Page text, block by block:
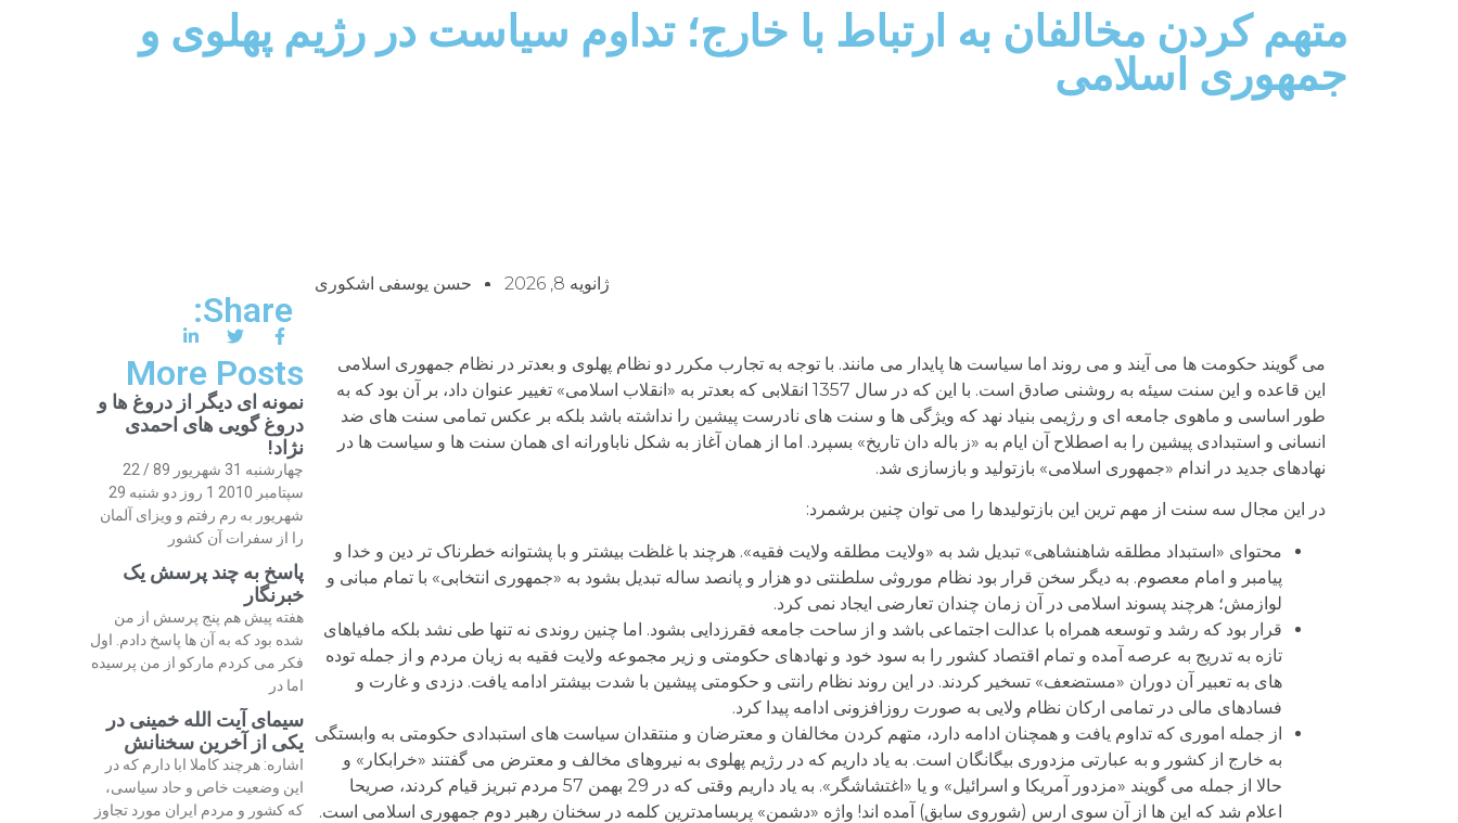
متهم کردن مخالفان به ارتباط با خارج؛ تداوم سیاست در رژیم پهلوی و
جمهوری اسلامی
ژانویه 8, 2026 حسن یوسفی اشکوری
می گویند حکومت ها می آیند و می روند اما سیاست ها پایدار می مانند. با توجه به تجارب مکرر دو نظام پهلوی و بعدتر در نظام جمهوری اسلامی
این قاعده و این سنت سیئه به روشنی صادق است. با این که در سال 1357 انقلابی که بعدتر به «انقلاب اسلامی» تغییر عنوان داد، بر آن بود که به
طور اساسی و ماهوی جامعه ای و رژیمی بنیاد نهد که ویژگی ها و سنت های نادرست پیشین را نداشته باشد بلکه بر عکس تمامی سنت های ضد
انسانی و استبدادی پیشین را به اصطلاح آن ایام به «ز باله دان تاریخ» بسپرد. اما از همان آغاز به شکل ناباورانه ای همان سنت ها و سیاست ها در
نهادهای جدید در اندام «جمهوری اسلامی» بازتولید و بازسازی شد.
در این مجال سه سنت از مهم ترین این بازتولیدها را می توان چنین برشمرد:
محتوای «استبداد مطلقه شاهنشاهی» تبدیل شد به «ولایت مطلقه ولایت فقیه». هرچند با غلظت بیشتر و با پشتوانه خطرناک تر دین و خدا و
پیامبر و امام معصوم. به دیگر سخن قرار بود نظام موروثی سلطنتی دو هزار و پانصد ساله تبدیل بشود به «جمهوری انتخابی» با تمام مبانی و
لوازمش؛ هرچند پسوند اسلامی در آن زمان چندان تعارضی ایجاد نمی کرد.
قرار بود که رشد و توسعه همراه با عدالت اجتماعی باشد و از ساحت جامعه فقرزدایی بشود. اما چنین روندی نه تنها طی نشد بلکه مافیاهای
تازه به تدریج به عرصه آمده و تمام اقتصاد کشور را به سود خود و نهادهای حکومتی و زیر مجموعه ولایت فقیه به زیان مردم و از جمله توده
های به تعبیر آن دوران «مستضعف» تسخیر کردند. در این روند نظام رانتی و حکومتی پیشین با شدت بیشتر ادامه یافت. دزدی و غارت و
فسادهای مالی در تمامی ارکان نظام ولایی به صورت روزافزونی ادامه پیدا کرد.
از جمله اموری که تداوم یافت و همچنان ادامه دارد، متهم کردن مخالفان و معترضان و منتقدان سیاست های استبدادی حکومتی به وابستگی
به خارج از کشور و به عبارتی مزدوری بیگانگان است. به یاد داریم که در رژیم پهلوی به نیروهای مخالف و معترض می گفتند «خرابکار» و
حالا از جمله می گویند «مزدور آمریکا و اسرائیل» و یا «اغتشاشگر». به یاد داریم وقتی که در 29 بهمن 57 مردم تبریز قیام کردند، صریحا
اعلام شد که این ها از آن سوی ارس (شوروی سابق) آمده اند! واژه «دشمن» پربسامدترین کلمه در سخنان رهبر دوم جمهوری اسلامی است.
Share:
More Posts
نمونه ای دیگر از دروغ ها و
دروغ گویی های احمدی
نژاد!
چهارشنبه 31 شهریور 89 / 22
سپتامبر 2010 1 روز دو شنبه 29
شهریور به رم رفتم و ویزای آلمان
را از سفرات آن کشور
پاسخ به چند پرسش یک
خبرنگار
هفته پیش هم پنج پرسش از من
شده بود که به آن ها پاسخ دادم. اول
فکر می کردم مارکو از من پرسیده
اما در
سیمای آیت الله خمینی در
یکی از آخرین سخنانش
اشاره: هرچند کاملا ابا دارم که در
این وضعیت خاص و حاد سیاسی،
که کشور و مردم ایران مورد تجاوز